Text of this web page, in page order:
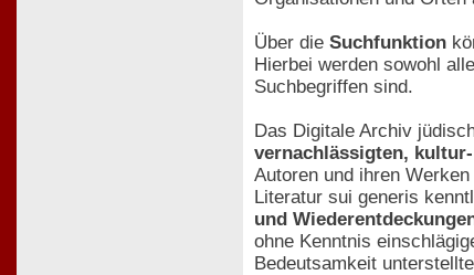
Über die Suchfunktion
Hierbei werden sowohl
Suchbegriffen sind.
Das Digitale Archiv
vernachlässigten,
Autoren und ihren
Literatur sui generis
und
ohne Kenntnis
Bedeutsamkeit